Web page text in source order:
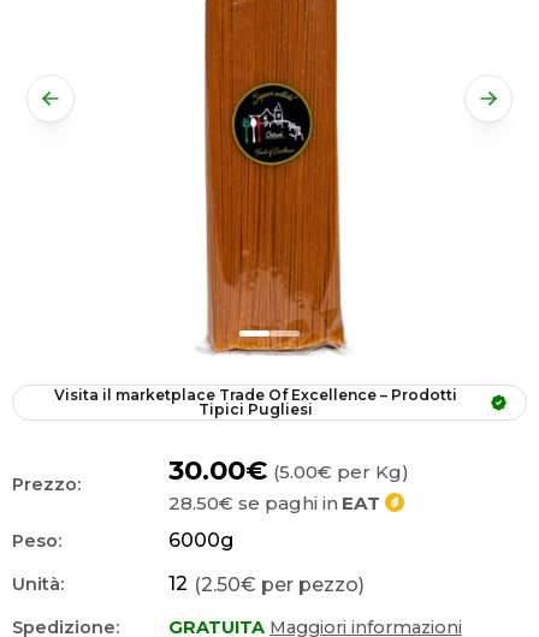
Visita il marketplace Trade Of Excellence – Prodotti
Tipici Pugliesi
Prezzo: 30.00€ (5.00€ per Kg)
28.50€ se paghi in EAT
Peso: 6000g
Unità: 12 (2.50€ per pezzo)
Spedizione: GRATUITA Maggiori informazioni